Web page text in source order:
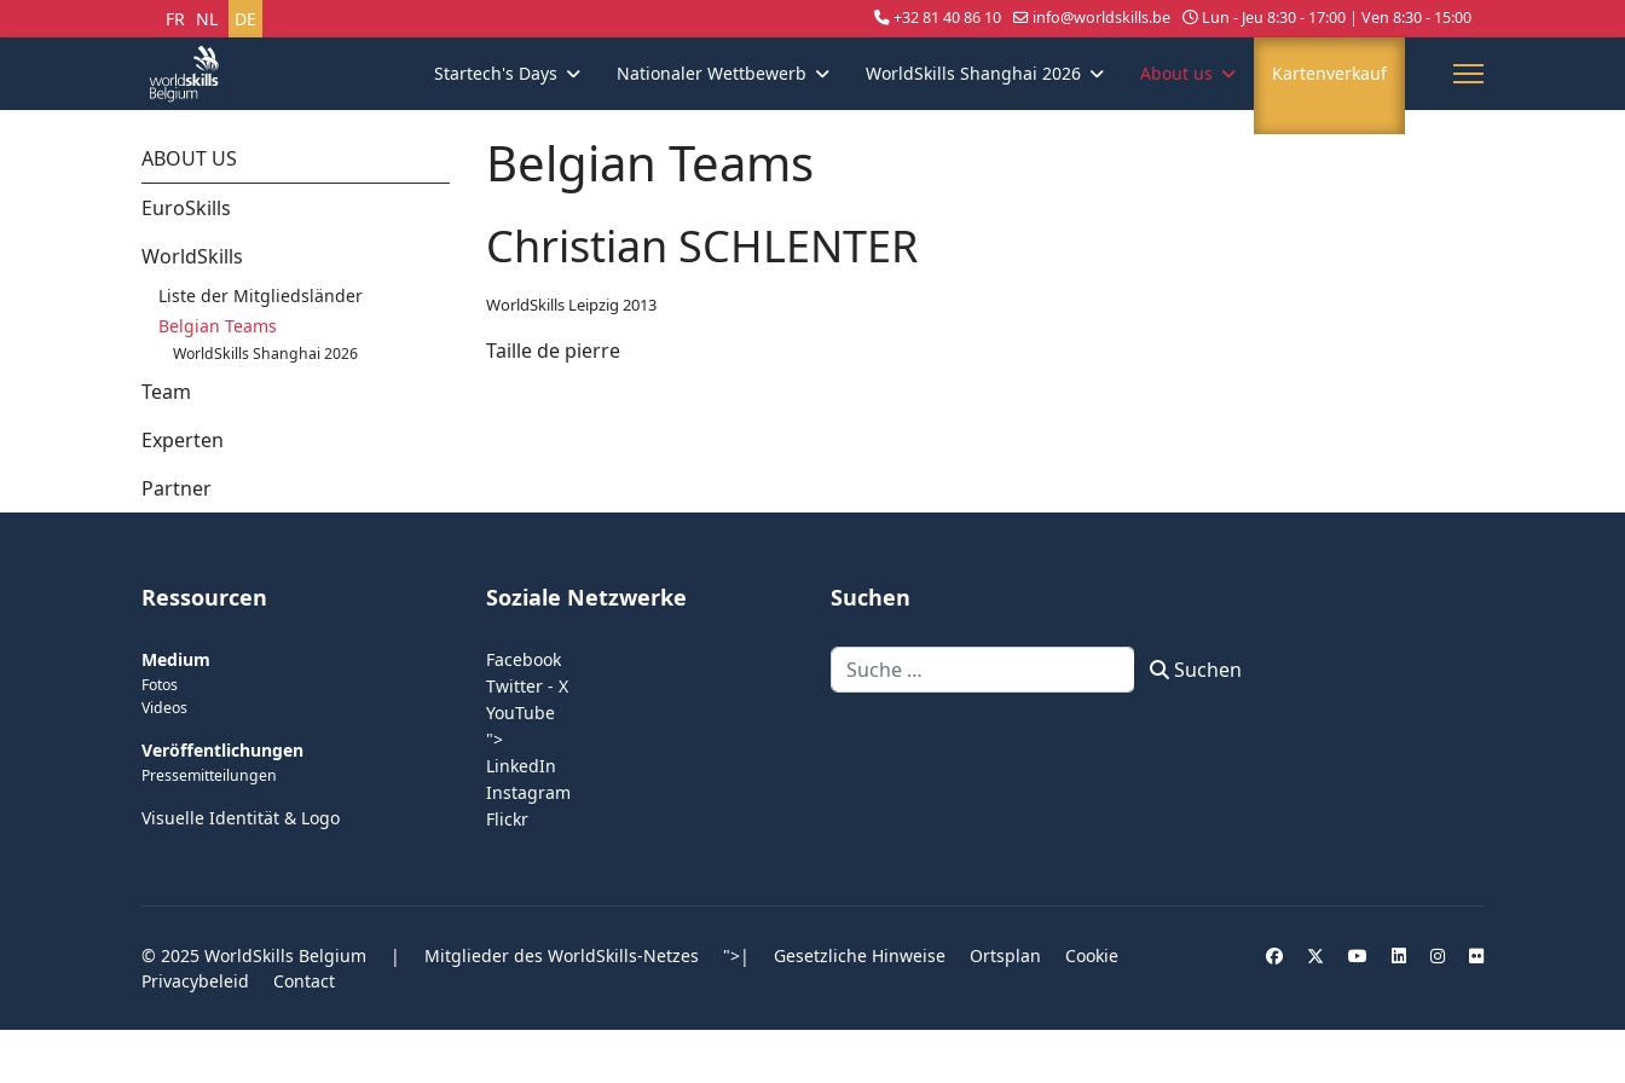
Sprache auswählen
FR NL DE +32 81 40 86 10 info@worldskills.be Lun - Jeu 8:30 - 17:00 | Ven 8:30 - 15:00
Startech's Days Nationaler Wettbewerb WorldSkills Shanghai 2026 About us Kartenverkauf
ABOUT US
EuroSkills
WorldSkills
Liste der Mitgliedsländer
Belgian Teams
WorldSkills Shanghai 2026
Team
Experten
Partner
Belgian Teams
Christian SCHLENTER
WorldSkills Leipzig 2013
Taille de pierre
Ressourcen
Medium
Fotos
Videos
Veröffentlichungen
Pressemitteilungen
Visuelle Identität & Logo
Soziale Netzwerke
Facebook
Twitter - X
YouTube
">
LinkedIn
Instagram
Flickr
Suchen
Suchen Suchen
© 2025 WorldSkills Belgium | Mitglieder des WorldSkills-Netzes ">| Gesetzliche Hinweise Ortsplan
Cookie
Privacybeleid
Contact